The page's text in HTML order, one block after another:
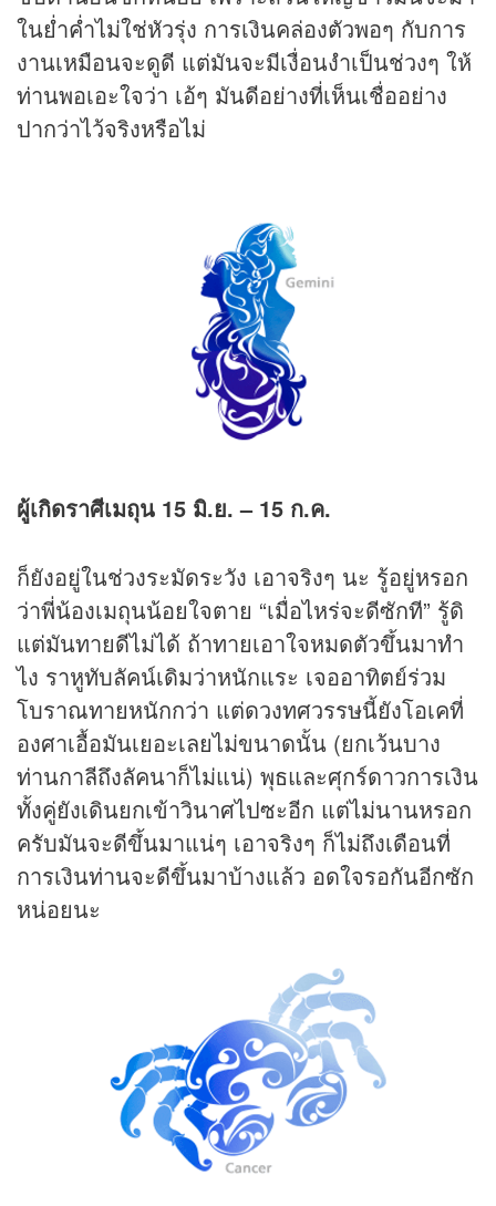
ในย่ำค่ำไม่ใช่หัวรุ่ง การเงินคล่องตัวพอๆ กับการ
งานเหมือนจะดูดี แต่มันจะมีเงื่อนงำเป็นช่วงๆ ให้
ท่านพอเอะใจว่า เอ้ๆ มันดีอย่างที่เห็นเชื่ออย่าง
ปากว่าไว้จริงหรือไม่
ผู้เกิดราศีเมถุน 15 มิ.ย. – 15 ก.ค.
ก็ยังอยู่ในช่วงระมัดระวัง เอาจริงๆ นะ รู้อยู่หรอก
ว่าพี่น้องเมถุนน้อยใจตาย “เมื่อไหร่จะดีซักที” รู้ดิ
แต่มันทายดีไม่ได้ ถ้าทายเอาใจหมดตัวขึ้นมาทำ
ไง ราหูทับลัคน์เดิมว่าหนักแระ เจออาทิตย์ร่วม
โบราณทายหนักกว่า แต่ดวงทศวรรษนี้ยังโอเคที่
องศาเอื้อมันเยอะเลยไม่ขนาดนั้น (ยกเว้นบาง
ท่านกาลีถึงลัคนาก็ไม่แน่) พุธและศุกร์ดาวการเงิน
ทั้งคู่ยังเดินยกเข้าวินาศไปซะอีก แต่ไม่นานหรอก
ครับมันจะดีขึ้นมาแน่ๆ เอาจริงๆ ก็ไม่ถึงเดือนที่
การเงินท่านจะดีขึ้นมาบ้างแล้ว อดใจรอกันอีกซัก
หน่อยนะ